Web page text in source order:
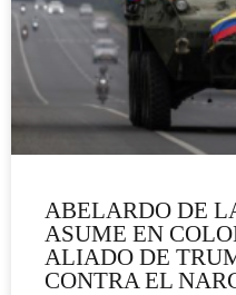
ABELARDO DE
ASUME EN
ALIADO DE
CONTRA EL